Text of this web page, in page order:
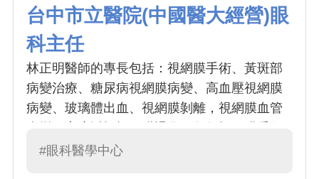
台中市立醫院(中國醫大經營)眼
科主任
林正明醫師的專長包括：視網膜手術、黃斑部
病變治療、糖尿病視網膜病變、高血壓視網膜
病變、玻璃體出血、視網膜剝離，視網膜血管
超過百例。林醫師於 1998 年至本院服務至今，
#眼科醫學中心